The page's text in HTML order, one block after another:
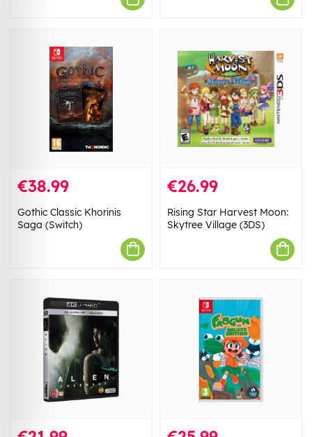
€38.99
Gothic Classic Khorinis
Saga (Switch)
€26.99
Rising Star Harvest Moon:
Skytree Village (3DS)